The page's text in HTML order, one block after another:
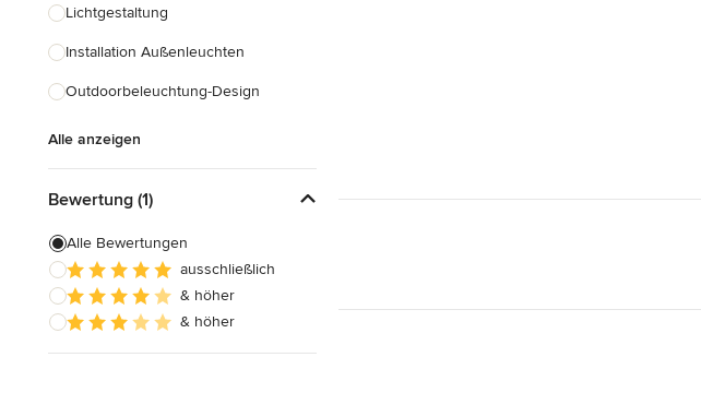
Einbauschränke
Lichtgestaltung
Installation Außenleuchten
Outdoorbeleuchtung-Design
Alle anzeigen
Bewertung (1)
Alle Bewertungen
ausschließlich
& höher
& höher